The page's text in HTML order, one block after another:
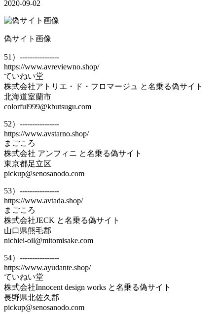
2020-09-02
偽サイト画像
51）----------------
https://www.avreviewno.shop/
ていねい堂
株式会社アトリエ・ド・フロマージュ と名乗る偽サイト
北海道室蘭市
colorful999@kbutsugu.com
52）----------------
https://www.avstarno.shop/
まごころ
株式会社 アンフィニ と名乗る偽サイト
東京都足立区
pickup@senosanodo.com
53）----------------
https://www.avtada.shop/
まごころ
株式会社JECK と名乗る偽サイト
山口県熊毛郡
nichiei-oil@mitomisake.com
54）----------------
https://www.ayudante.shop/
ていねい堂
株式会社Innocent design works と名乗る偽サイト
長野県北佐久郡
pickup@senosanodo.com